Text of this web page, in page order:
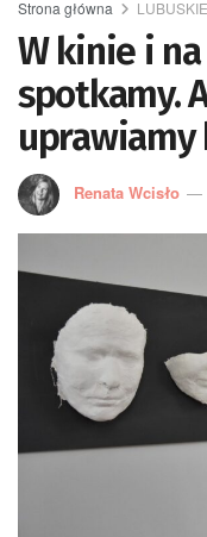
Strona główna LUBUSKIE
W kinie i
spotkamy.
Renata Wcisło